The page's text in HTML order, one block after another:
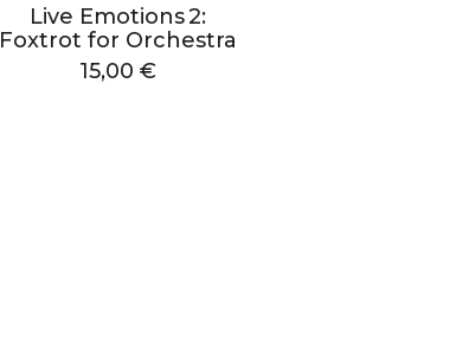
Live Emotions 2:
Foxtrot for Orchestra
15,00€